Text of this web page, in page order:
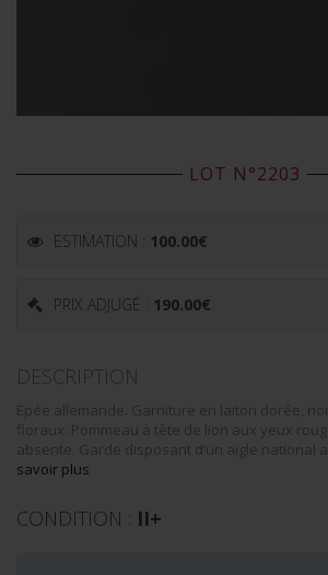
LOT N°2203
ESTIMATION : 100.00€
PRIX ADJUGÉ : 190.00€
DESCRIPTION
Epée allemande. Garniture en laiton dorée,
floraux. Pommeau à tête de lion aux yeux
absente. Garde disposant d’un aigle national
savoir plus
CONDITION : II+